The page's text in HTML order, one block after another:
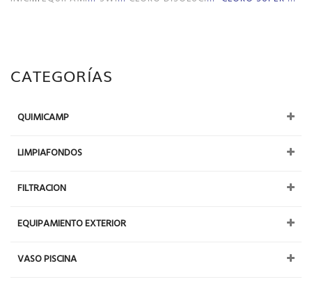
CATEGORÍAS
QUIMICAMP
LIMPIAFONDOS
FILTRACION
EQUIPAMIENTO EXTERIOR
VASO PISCINA